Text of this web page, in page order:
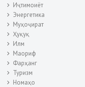
Иҷтимоиёт
Энергетика
Муҳоҷират
Ҳуқуқ
Илм
Маориф
Фарҳанг
Туризм
Номаҳо